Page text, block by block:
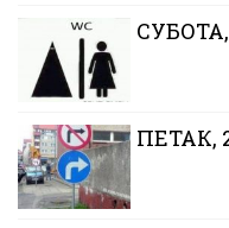
СУБОТА,
ПЕТАК,